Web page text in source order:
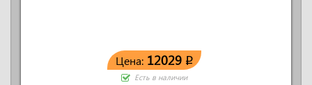
Цена: 12029 q
Есть в наличии